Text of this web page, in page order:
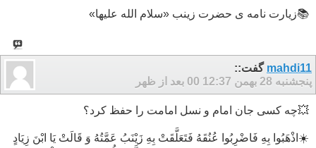
📚زیارت نامه ی حضرت زینب «سلام الله علیها»
mahdi11 گفت::
پنجشنبه 28 بهمن 00
12:37 بعد از ظهر
💥چه کسی جان امام و نسل امامت را حفظ کرد؟
☀️اذْهَبُوا بِهِ فَاضْرِبُوا عُنُقَهُ فَتَعَلَّقَتْ بِهِ زَيْنَبُ عَمَّتُهُ وَ قَالَتْ يَا ابْنَ زِيَادٍ